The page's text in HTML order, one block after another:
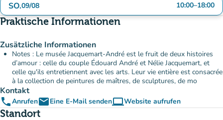
SO.09/08 10:00–18:00
Praktische Informationen
Zusätzliche Informationen
Notes : Le musée Jacquemart-André est le fruit de deux histoires
d’amour : celle du couple Édouard André et Nélie Jacquemart, et
celle qu'ils entretiennent avec les arts. Leur vie entière est consacrée
à la collection de peintures de maîtres, de sculptures, de mo
Kontakt
phoneAnrufenemailEine E-Mail sendencomputerWebsite aufrufen
(new tab)
Standort